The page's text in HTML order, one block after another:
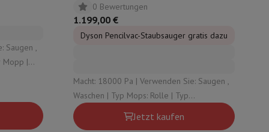
KaffeemaschinenTeemaschineWasserkocher
Elektrisches Messer
Saugen ,
0 Bewertungen
1.199,00 €
Dyson Pencilvac-Staubsauger gratis dazu
Macht: 18000 Pa | Verwenden Sie: Saugen ,
Waschen | Typ Mops: Rolle | Typ
automatische Entleerungsstation: Sauberes
Wasser , Schmutziges Wasser , Staub
Jetzt kaufen